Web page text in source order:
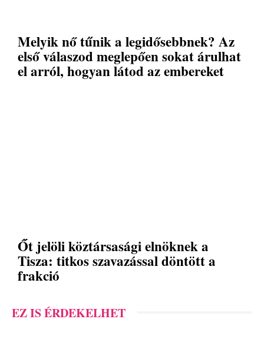
Melyik nő tűnik a legidősebbnek? Az
első válaszod meglepően sokat árulhat
el arról, hogyan látod az embereket
Őt jelöli köztársasági elnöknek a
Tisza: titkos szavazással döntött a
frakció
EZ IS ÉRDEKELHET